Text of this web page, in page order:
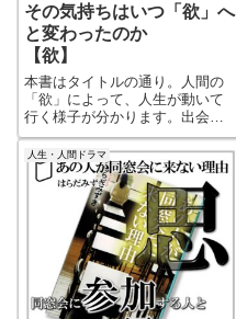
その気持ちはいつ「欲」へ
と変わったのか
【欲】
本書はタイトルの通り。人間の
「欲」によって、人生が動いて
行く様子が分かります。出会っ
た当初には見えなかった｢欲」
が、愛や物を手に入れるために
徐々に大きくなっていきます。
そんな関係になるはずではなか
ったのに、大きくなった「欲」
の前では、その本人でさえも自
分を制御できなくなる。欲によ
って支配された、その人間の行
動の変化。人間の様々な「欲」
がいろんな形で見え隠れするサ
スペンスです。
人生・人間ドラマ